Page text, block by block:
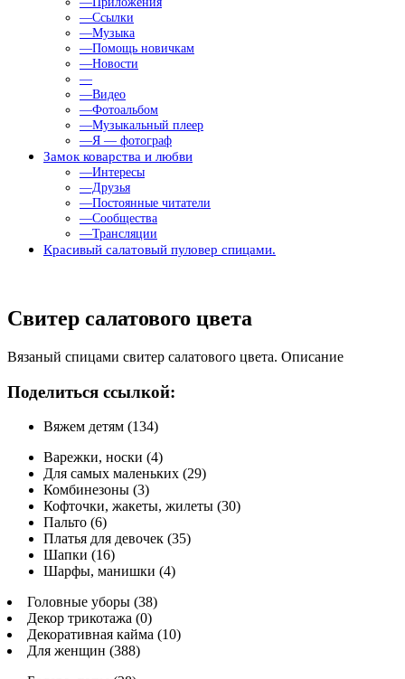
—Ссылки
—Музыка
—Помощь новичкам
—Новости
—
—Видео
—Фотоальбом
—Музыкальный плеер
—Я — фотограф
Замок коварства и любви
—Интересы
—Друзья
—Постоянные читатели
—Сообщества
—Трансляции
Красивый салатовый пуловер спицами.
Свитер салатового цвета
Вязаный спицами свитер салатового цвета. Описание
Поделиться ссылкой:
Вяжем детям (134)
Варежки, носки (4)
Для самых маленьких (29)
Комбинезоны (3)
Кофточки, жакеты, жилеты (30)
Пальто (6)
Платья для девочек (35)
Шапки (16)
Шарфы, манишки (4)
Головные уборы (38)
Декор трикотажа (0)
Декоративная кайма (10)
Для женщин (388)